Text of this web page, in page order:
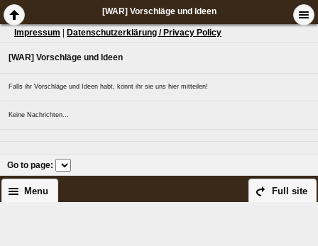
[WAR] Vorschläge und Ideen
Impressum Datenschutzerklärung / Privacy Policy
[WAR] Vorschläge und Ideen
Falls ihr Vorschläge und Ideen habt, könnt ihr sie uns hier mitteilen!
Keine Nachrichten...
Go to page:
Full site
Menu